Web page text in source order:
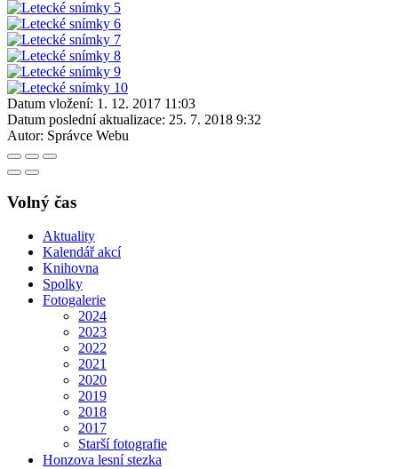
Datum vložení: 1. 12. 2017 11:03
Datum poslední aktualizace: 25. 7. 2018 9:32
Autor: Správce Webu
Volný čas
Aktuality
Kalendář akcí
Knihovna
Spolky
Fotogalerie
2024
2023
2022
2021
2020
2019
2018
2017
Starší fotografie
Honzova lesní stezka